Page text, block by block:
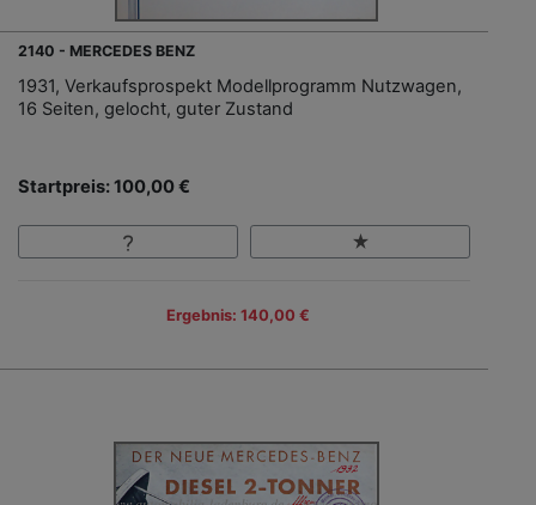
2140 - MERCEDES BENZ
1931, Verkaufsprospekt Modellprogramm Nutzwagen,
16 Seiten, gelocht, guter Zustand
Startpreis: 100,00 €
Ergebnis: 140,00 €